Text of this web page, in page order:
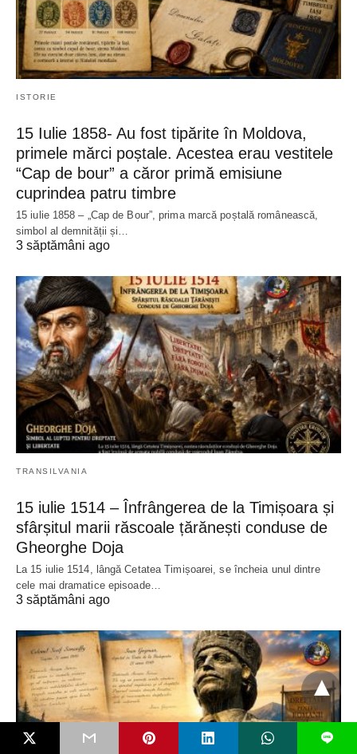
ISTORIE
15 Iulie 1858- Au fost tipărite în Moldova,
primele mărci poștale. Acestea erau vestitele
“Cap de bour” a căror primă emisiune
cuprindea patru timbre
15 iulie 1858 – „Cap de Bour”, prima marcă poștală românească,
simbol al demnității și…
3 săptămâni ago
TRANSILVANIA
15 iulie 1514 – Înfrângerea de la Timișoara și
sfârșitul marii răscoale țărănești conduse de
Gheorghe Doja
La 15 iulie 1514, lângă Cetatea Timișoarei, se încheia unul dintre
cele mai dramatice episoade…
3 săptămâni ago
L